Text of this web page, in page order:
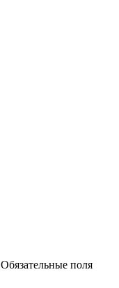
Обязательные поля